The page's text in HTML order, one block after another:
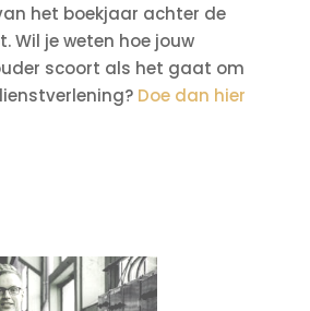
het boekjaar achter de
Wil je weten hoe jouw
scoort als het gaat om
Doe dan hier